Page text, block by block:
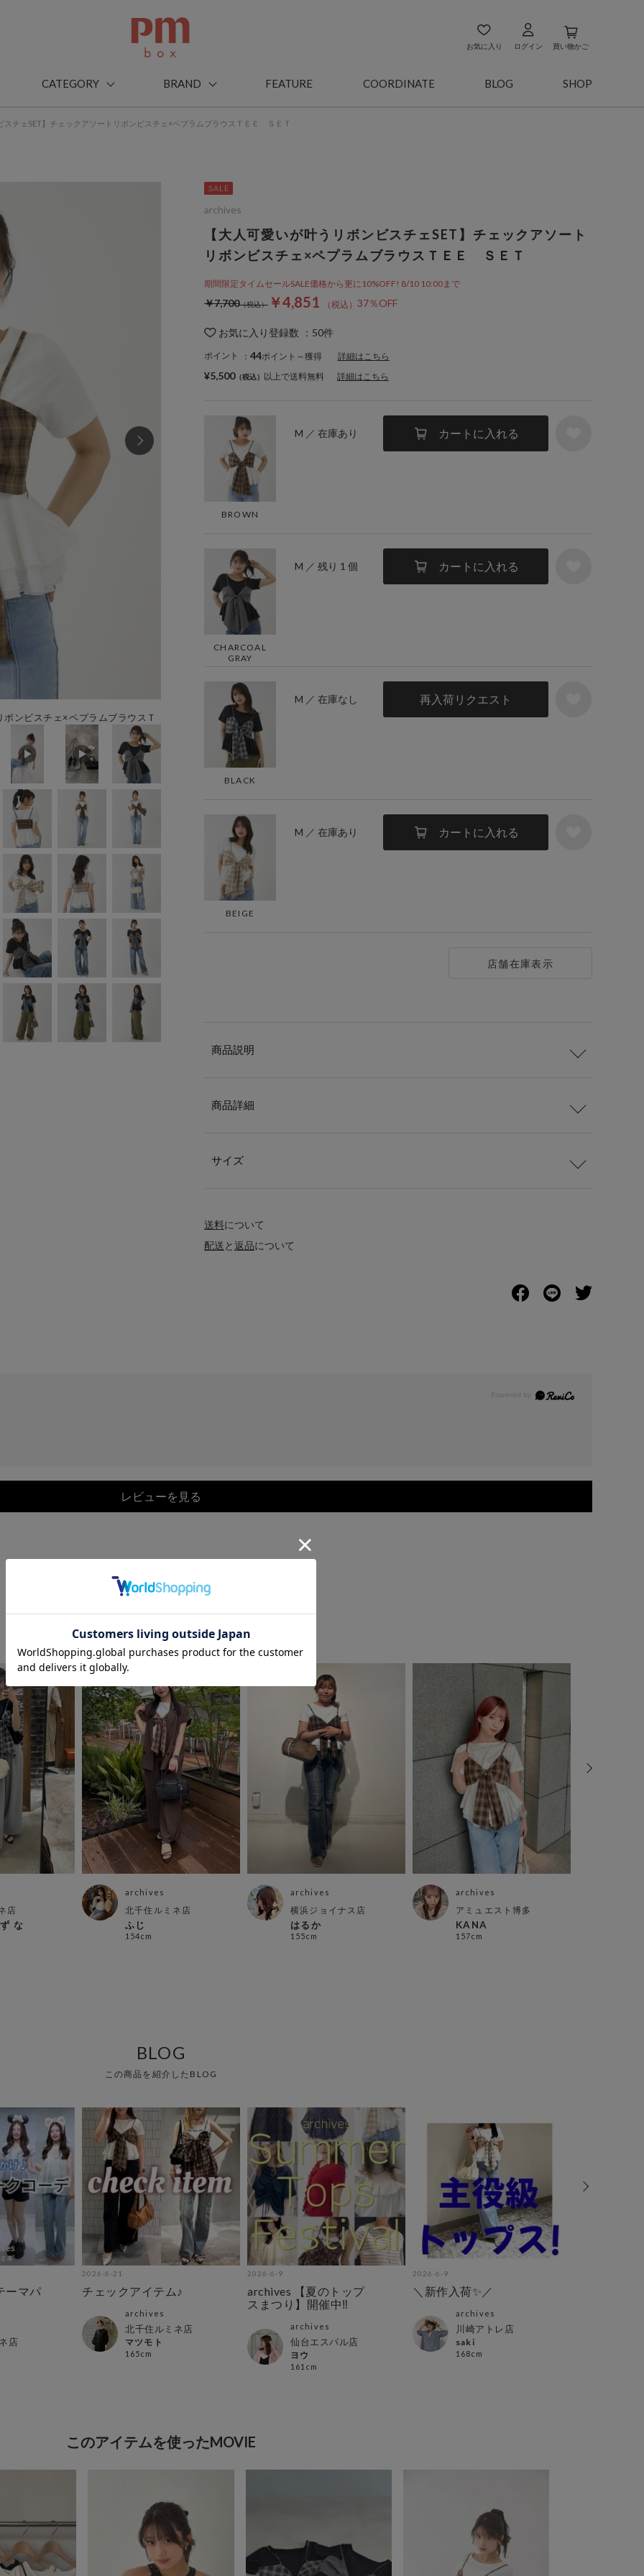
お気に入り ログイン 買い物かご
CATEGORY BRAND FEATURE COORDINATE BLOG SHOP
スチェSET】チェックアソートリボンビスチェ×ペプラムブラウスＴＥＥ ＳＥＴ
ンビスチェ×ペプラムブラウスＴ
【大人可愛いが叶うリボンビスチェSET】チェックアソート
リボンビスチェ×ペプラムブラウスＴＥＥ ＳＥＴ
期間限定タイムセールSALE価格から更に10%OFF! 8/10 10:00まで
￥4,851 37％OFF
￥7,700
お気に入り登録数 ： 50件
ポイント ： 44ポイント～獲得 詳細はこちら
BROWN
M ／ 在庫あり カートに入れる
CHARCOAL
GRAY
M ／ 残り 1 個 カートに入れる
BLACK
M ／ 在庫なし 再入荷リクエスト
BEIGE
M ／ 在庫あり カートに入れる
店舗在庫表示
archives
¥5,500 以上で送料無料 詳細はこちら
商品説明
商品詳細
サイズ
送料について
配送と返品について
レビューを見る
COORDINATE
この商品を使ったCOORDINATE
店
な
archives
北千住ルミネ店
ふじ
154cm
archives
横浜ジョイナス店
はるか
155cm
archives
アミュエスト博多
KANA
157cm
BLOG
この商品を紹介したBLOG
ーマパ
店
2026-6-21
チェックアイテム♪
archives
北千住ルミネ店
マツモト
165cm
2026-6-9
archives 【夏のトップ
スまつり】開催中‼︎
archives
仙台エスパル店
ヨウ
161cm
2026-6-9
＼新作入荷✨／
archives
川崎アトレ店
saki
168cm
このアイテムを使ったMOVIE